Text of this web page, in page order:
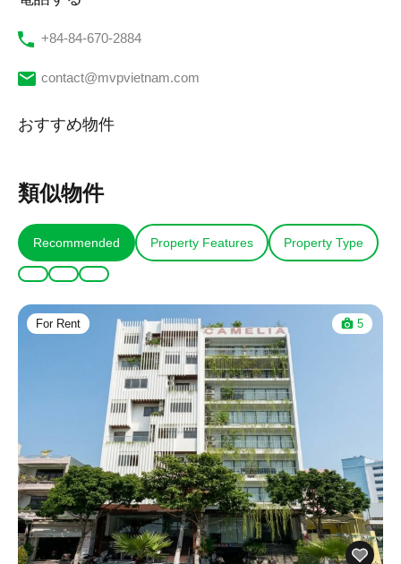
‭+84-84-670-2884‬
contact@mvpvietnam.com
おすすめ物件
類似物件
Recommended Property Features Property Type
For Rent 5